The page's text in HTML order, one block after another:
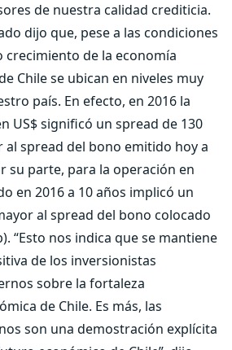
de nuestra calidad crediticia.
dijo que, pese a las condiciones
crecimiento de la economía
Chile se ubican en niveles muy
país. En efecto, en 2016 la
US$ significó un spread de 130
al spread del bono emitido hoy a
su parte, para la operación en
en 2016 a 10 años implicó un
al spread del bono colocado
“Esto nos indica que se mantiene
de los inversionistas
sobre la fortaleza
de Chile. Es más, las
son una demostración explícita